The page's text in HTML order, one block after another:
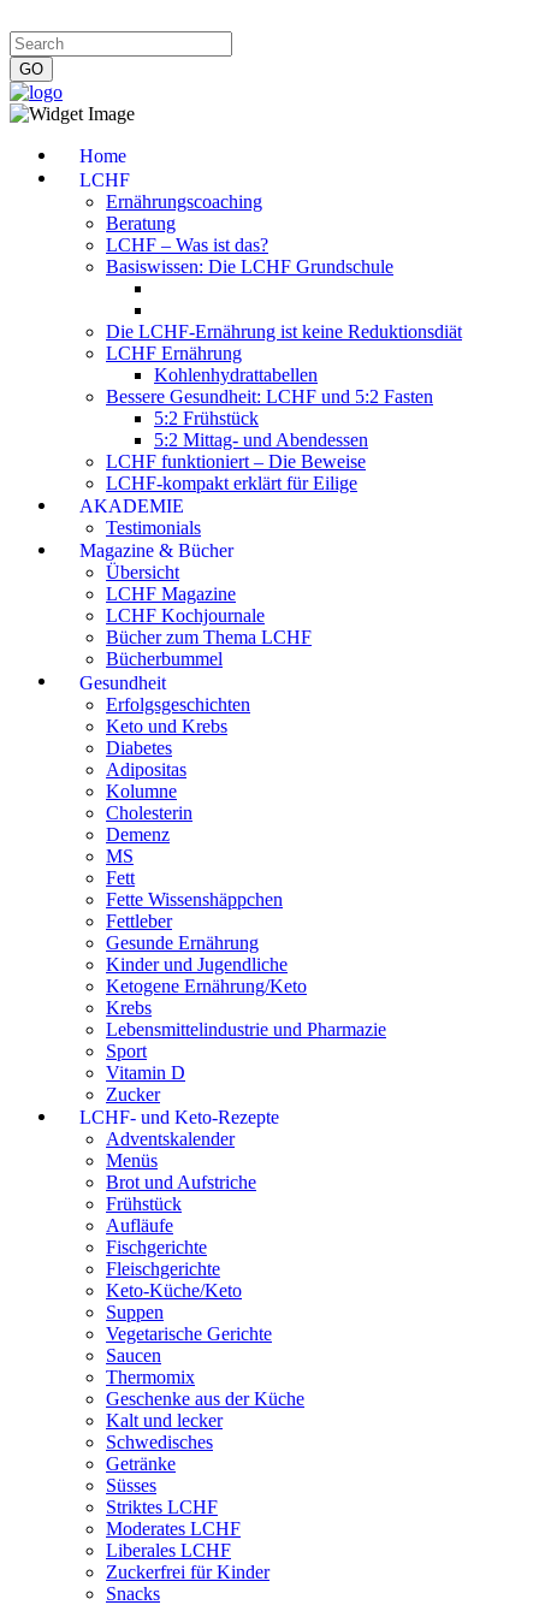
Home
LCHF
Ernährungscoaching
Beratung
LCHF – Was ist das?
Basiswissen: Die LCHF Grundschule
Die LCHF-Ernährung ist keine Reduktionsdiät
LCHF Ernährung
Kohlenhydrattabellen
Bessere Gesundheit: LCHF und 5:2 Fasten
5:2 Frühstück
5:2 Mittag- und Abendessen
LCHF funktioniert – Die Beweise
LCHF-kompakt erklärt für Eilige
AKADEMIE
Testimonials
Magazine & Bücher
Übersicht
LCHF Magazine
LCHF Kochjournale
Bücher zum Thema LCHF
Bücherbummel
Gesundheit
Erfolgsgeschichten
Keto und Krebs
Diabetes
Adipositas
Kolumne
Cholesterin
Demenz
MS
Fett
Fette Wissenshäppchen
Fettleber
Gesunde Ernährung
Kinder und Jugendliche
Ketogene Ernährung/Keto
Krebs
Lebensmittelindustrie und Pharmazie
Sport
Vitamin D
Zucker
LCHF- und Keto-Rezepte
Adventskalender
Menüs
Brot und Aufstriche
Frühstück
Aufläufe
Fischgerichte
Fleischgerichte
Keto-Küche/Keto
Suppen
Vegetarische Gerichte
Saucen
Thermomix
Geschenke aus der Küche
Kalt und lecker
Schwedisches
Getränke
Süsses
Striktes LCHF
Moderates LCHF
Liberales LCHF
Zuckerfrei für Kinder
Snacks